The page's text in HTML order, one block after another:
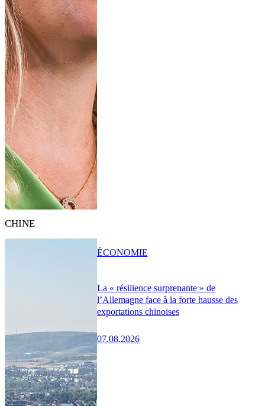
CHINE
La « résilience surprenante » de
l’Allemagne face à la forte hausse des
exportations chinoises
07.08.2026
ÉCONOMIE